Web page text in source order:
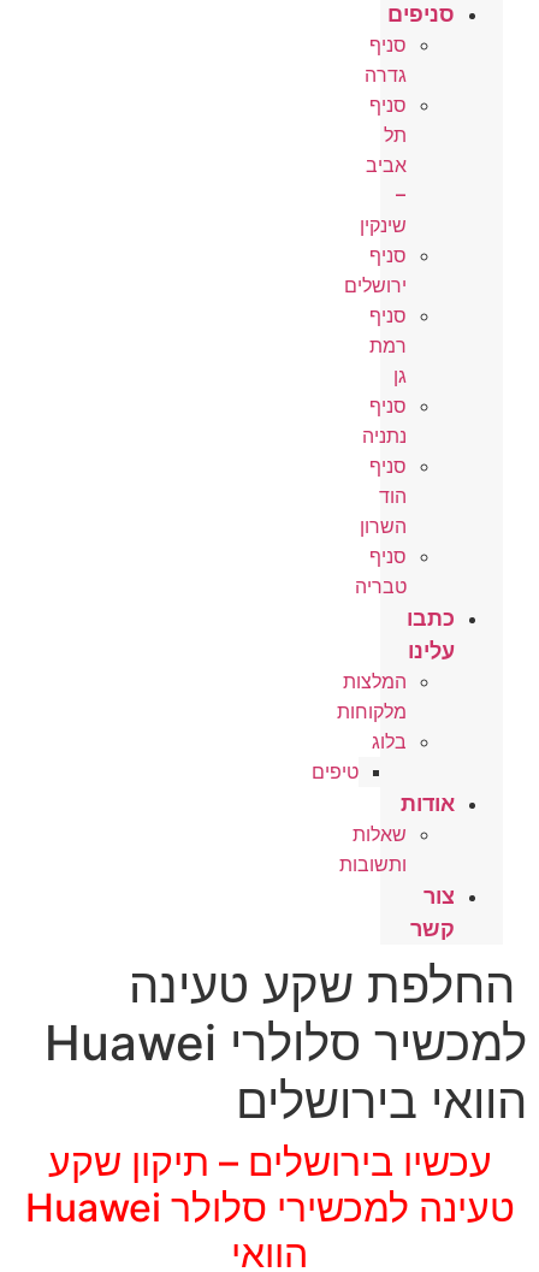
סניפים
סניף
גדרה
סניף
תל
אביב
–
שינקין
סניף
ירושלים
סניף
רמת
גן
סניף
נתניה
סניף
הוד
השרון
סניף
טבריה
כתבו
עלינו
המלצות
מלקוחות
בלוג
טיפים
אודות
שאלות
ותשובות
צור
קשר
החלפת שקע טעינה
למכשיר סלולרי Huawei
הוואי בירושלים
עכשיו בירושלים – תיקון שקע
טעינה למכשירי סלולר Huawei
הוואי